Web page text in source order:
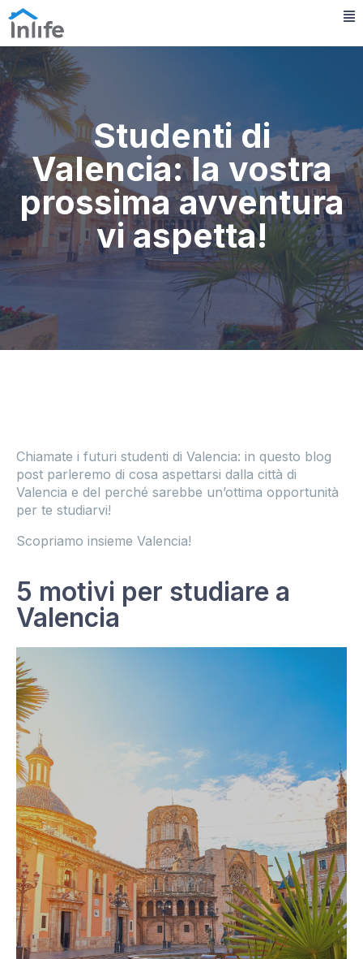
Studenti di
Valencia: la vostra
prossima avventura
vi aspetta!
Chiamate i futuri studenti di Valencia: in questo blog
post parleremo di cosa aspettarsi dalla città di
Valencia e del perché sarebbe un’ottima opportunità
per te studiarvi!
Scopriamo insieme Valencia!
5 motivi per studiare a
Valencia